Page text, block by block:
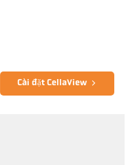
Cài đặt CellaView